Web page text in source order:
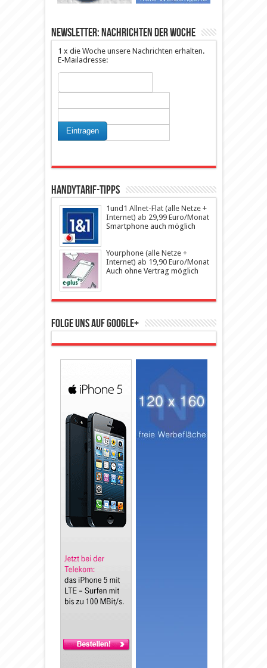
Newsletter: Nachrichten der Woche
1 x die Woche unsere Nachrichten erhalten.
E-Mailadresse:
Handytarif-Tipps
1und1 Allnet-Flat (alle Netze +
Internet) ab 29,99 Euro/Monat
Smartphone auch möglich
Yourphone (alle Netze +
Internet) ab 19,90 Euro/Monat
Auch ohne Vertrag möglich
Folge uns auf Google+